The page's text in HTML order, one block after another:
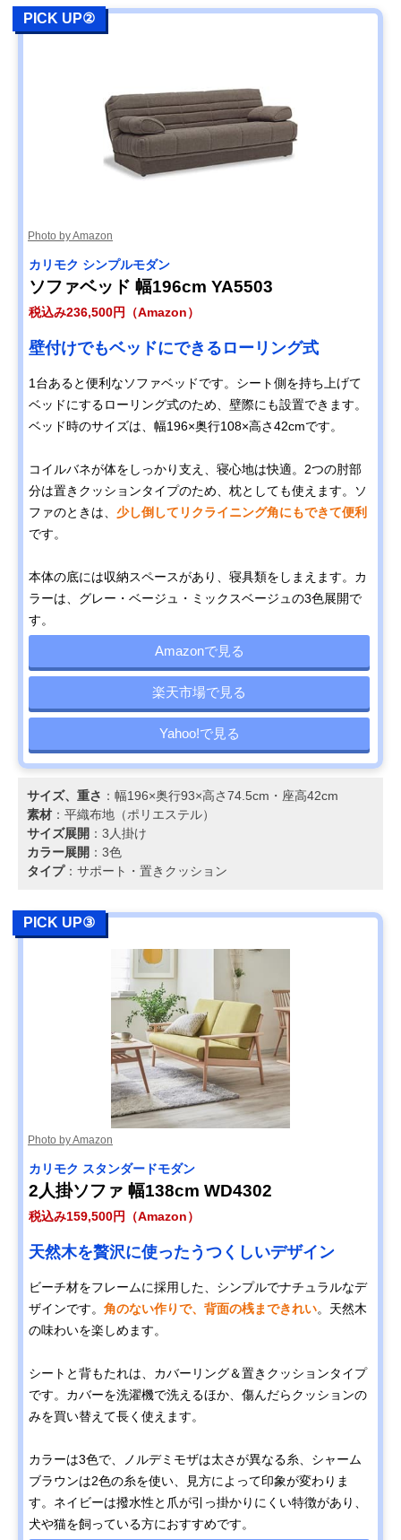
ソファ 幅204cm
高いモデル
38.5cm、49kg
PICK UP②
Photo by Amazon
カリモク シンプルモダン
ソファベッド 幅196cm YA5503
税込み236,500円（Amazon）
壁付けでもベッドにできるローリング式
1台あると便利なソファベッドです。シート側を持ち上げて
ベッドにするローリング式のため、壁際にも設置できます。
ベッド時のサイズは、幅196×奥行108×高さ42cmです。
コイルバネが体をしっかり支え、寝心地は快適。2つの肘部
分は置きクッションタイプのため、枕としても使えます。ソ
ファのときは、 少し倒してリクライニング角にもできて便利
です。
本体の底には収納スペースがあり、寝具類をしまえます。カ
ラーは、グレー・ベージュ・ミックスベージュの3色展開で
す。
Amazonで見る
楽天市場で見る
Yahoo!で見る
サイズ、重さ ：幅196×奥行93×高さ74.5cm・座高42cm
素材 ：平織布地（ポリエステル）
サイズ展開 ：3人掛け
カラー展開 ：3色
タイプ：サポート・置きクッション
PICK UP③
Photo by Amazon
カリモク スタンダードモダン
2人掛ソファ 幅138cm WD4302
税込み159,500円（Amazon）
天然木を贅沢に使ったうつくしいデザイン
ビーチ材をフレームに採用した、シンプルでナチュラルなデ
ザインです。 角のない作りで、背面の桟まできれい。天然木
の味わいを楽しめます。
シートと背もたれは、カバーリング＆置きクッションタイプ
です。カバーを洗濯機で洗えるほか、傷んだらクッションの
みを買い替えて長く使えます。
カラーは3色で、ノルデミモザは太さが異なる糸、シャーム
ブラウンは2色の糸を使い、見方によって印象が変わりま
す。ネイビーは撥水性と爪が引っ掛かりにくい特徴があり、
犬や猫を飼っている方におすすめです。